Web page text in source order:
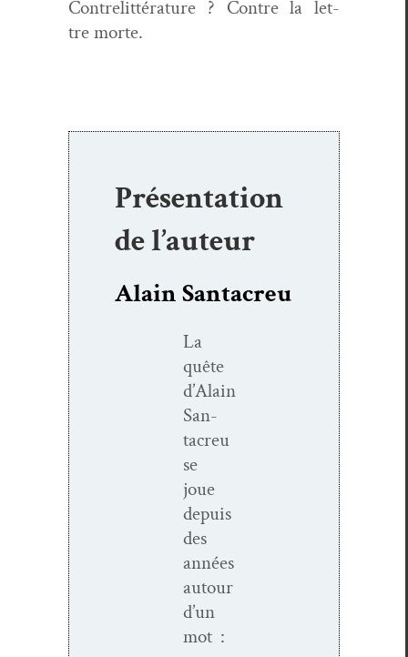
Con­tre­lit­téra­ture ? Con­tre la let­
tre morte.
Présentation
de l’auteur
Alain Santacreu
La
quête
d’Alain
San­
tacreu
se
joue
depuis
des
années
autour
d’un
mot :